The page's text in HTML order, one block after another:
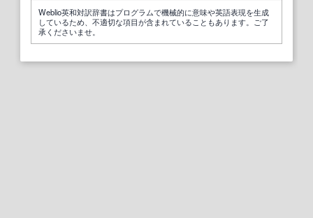
Weblio英和対訳辞書はプログラムで機械的に意味や英語表現を生成
しているため、不適切な項目が含まれていることもあります。ご了
承くださいませ。